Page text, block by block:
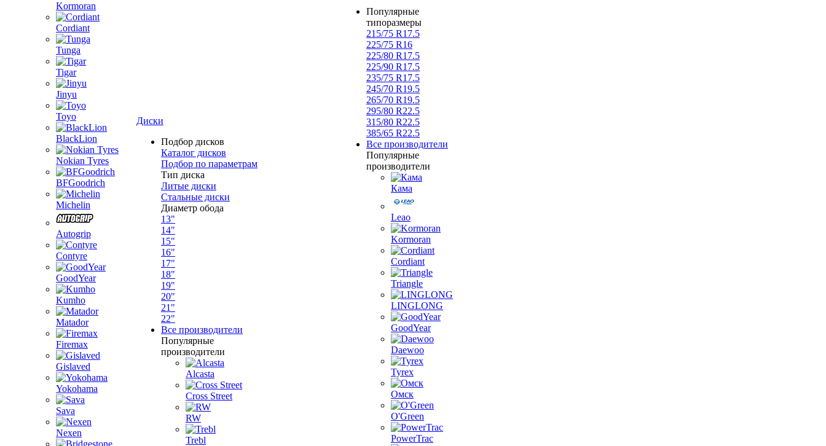
Kormoran
Cordiant
Tunga
Tigar
Jinyu
Toyo
BlackLion
Nokian Tyres
BFGoodrich
Michelin
Autogrip
Contyre
GoodYear
Kumho
Matador
Firemax
Gislaved
Yokohama
Sava
Nexen
Диски
Подбор дисков
Каталог дисков
Подбор по параметрам
Тип диска
Литые диски
Стальные диски
Диаметр обода
13"
14"
15"
16"
17"
18"
19"
20"
21"
22"
Все производители
Популярные
производители
Alcasta
Cross Street
RW
Trebl
Популярные
типоразмеры
215/75 R17.5
225/75 R16
225/80 R17.5
225/90 R17.5
235/75 R17.5
245/70 R19.5
265/70 R19.5
295/80 R22.5
315/80 R22.5
385/65 R22.5
Все производители
Популярные
производители
Кама
Leao
Kormoran
Cordiant
Triangle
LINGLONG
GoodYear
Daewoo
Tyrex
Омск
O'Green
PowerTrac